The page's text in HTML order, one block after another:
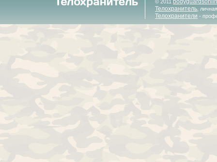
© 2011
Телохранитель ,
Телохранители -